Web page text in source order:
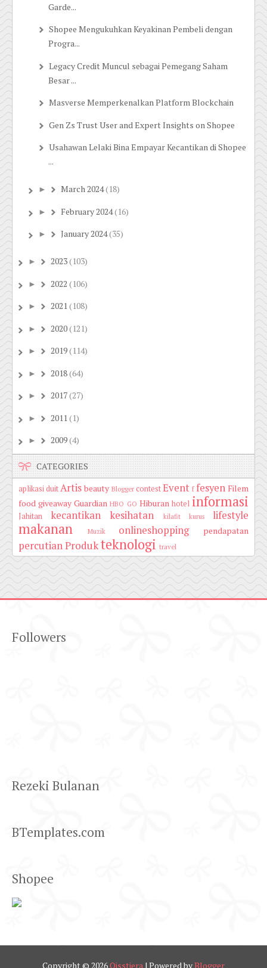
Garde...
Shopee Mengukuhkan Keyakinan Pembeli dengan
Progra...
Legacy Credit Muncul sebagai Pemegang Saham
Besar ...
Masverse Memperkenalkan Platform Blockchain
Gen Zs Trust User and Expert Insights on Shopee
Usahawan Lelaki Bina Empayar Kecantikan di Shopee
...
► March 2024(18)
► February 2024(16)
► January 2024(35)
► 2023(103)
► 2022 (106)
► 2021(108)
► 2020(121)
► 2019(114)
► 2018(64)
► 2017(27)
► 2011(1)
► 2009(4)
CATEGORIES
aplikasi duitArtis beauty Blogger contestEvent f fesyen Filem
food giveaway Guardian HBO GO Hiburan hotel informasi
Jahitan kecantikan kesihatan kilafit kurus lifestyle
makanan Muzik onlineshopping pendapatan
percutianProdukteknologi travel
Followers
Rezeki Bulanan
BTemplates.com
Shopee
Copyright © 2026Qisstiera | Powered byBlogger